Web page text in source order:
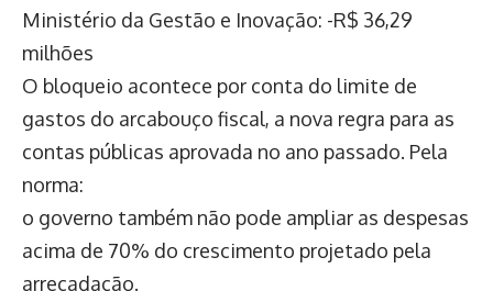
Ministério da Gestão e Inovação: -R$ 36,29
milhões
O bloqueio acontece por conta do limite de
gastos do arcabouço fiscal, a nova regra para as
contas públicas aprovada no ano passado. Pela
norma:
o governo também não pode ampliar as despesas
acima de 70% do crescimento projetado pela
arrecadação.